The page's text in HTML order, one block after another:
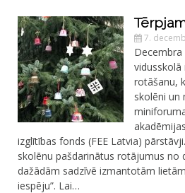
7.
Decembra
vidusskolā
rotāšanu,
skolēni un
izglītības fonds (FEE Latvia)
skolēnu pašdarinātus rotājumus no
dažādām sadzīvē izmantotām
iespēju”. Lai…